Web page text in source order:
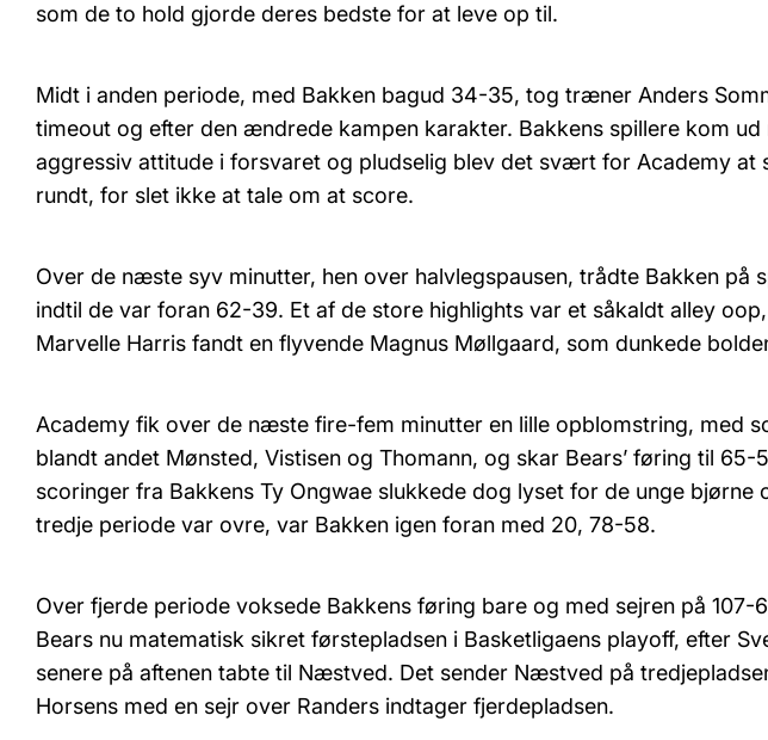
som de to hold gjorde deres bedste for at leve op til.
Midt i anden periode, med Bakken bagud 34-35, tog træner Anders
timeout og efter den ændrede kampen karakter. Bakkens spillere kom ud
aggressiv attitude i forsvaret og pludselig blev det svært for Academy at
rundt, for slet ikke at tale om at score.
Over de næste syv minutter, hen over halvlegspausen, trådte Bakken på
indtil de var foran 62-39. Et af de store highlights var et såkaldt alley
Marvelle Harris fandt en flyvende Magnus Møllgaard, som dunkede
Academy fik over de næste fire-fem minutter en lille opblomstring, med
blandt andet Mønsted, Vistisen og Thomann, og skar Bears’ føring til 65-
scoringer fra Bakkens Ty Ongwae slukkede dog lyset for de unge bjørne
tredje periode var ovre, var Bakken igen foran med 20, 78-58.
Over fjerde periode voksede Bakkens føring bare og med sejren på 107-
Bears nu matematisk sikret førstepladsen i Basketligaens playoff, efter
senere på aftenen tabte til Næstved. Det sender Næstved på
Horsens med en sejr over Randers indtager fjerdepladsen.